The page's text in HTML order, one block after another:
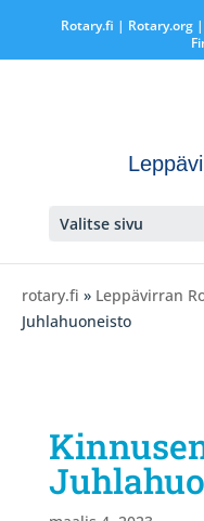
Rotary.fi | Rotary.org|
Valitse sivu
rotary.fi » Leppävirran
Juhlahuoneisto